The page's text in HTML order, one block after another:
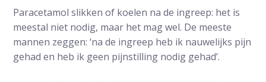
Paracetamol slikken of koelen na de ingreep: het is
meestal niet nodig, maar het mag wel. De meeste
mannen zeggen: ‘na de ingreep heb ik nauwelijks pijn
gehad en heb ik geen pijnstilling nodig gehad’.